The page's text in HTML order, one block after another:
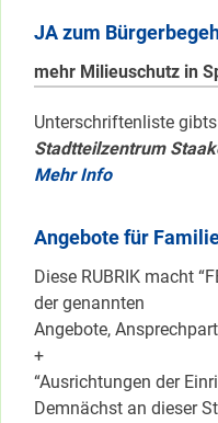
JA zum
mehr Milieuschutz in
Unterschriftenliste
Stadtteilzentrum
Mehr Info
Angebote für
Diese RUBRIK macht
der genannten
Angebote,
+
“Ausrichtungen der
Demnächst an dieser